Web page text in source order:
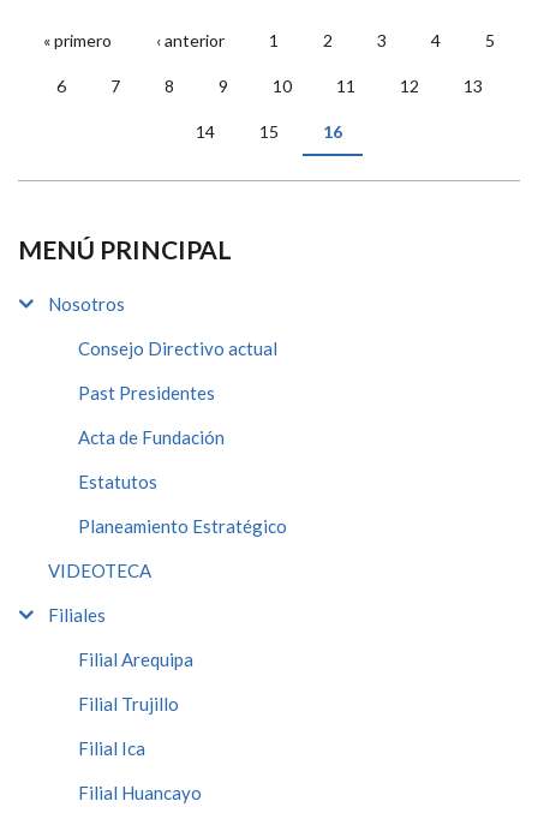
PÁGINAS
« primero ‹ anterior 1 2 3 4 5
6 7 8 9 10 11 12 13
14 15 16
MENÚ PRINCIPAL
Nosotros
Consejo Directivo actual
Past Presidentes
Acta de Fundación
Estatutos
Planeamiento Estratégico
VIDEOTECA
Filiales
Filial Arequipa
Filial Trujillo
Filial Ica
Filial Huancayo